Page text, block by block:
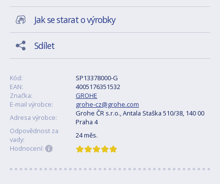
Jak se starat o výrobky
Sdílet
Kód:
SP13378000-G
EAN:
4005176351532
Značka:
GROHE
E-mail výrobce:
grohe-cz@grohe.com
Adresa výrobce:
Grohe ČR s.r.o., Antala Staška 510/38, 140 00
Praha 4
Odpovědnost za
vady:
24 měs.
Hodnocení: